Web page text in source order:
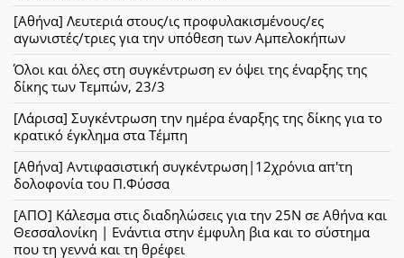
[Αθήνα] Λευτεριά στους/ις προφυλακισμένους/ες
αγωνιστές/τριες για την υπόθεση των Αμπελοκήπων
Όλοι και όλες στη συγκέντρωση εν όψει της έναρξης της
δίκης των Τεμπών, 23/3
[Λάρισα] Συγκέντρωση την ημέρα έναρξης της δίκης για το
κρατικό έγκλημα στα Τέμπη
[Αθήνα] Αντιφασιστική συγκέντρωση|12χρόνια απ'τη
δολοφονία του Π.Φύσσα
[ΑΠΟ] Κάλεσμα στις διαδηλώσεις για την 25Ν σε Αθήνα και
Θεσσαλονίκη | Ενάντια στην έμφυλη βια και το σύστημα
που τη γεννά και τη θρέφει